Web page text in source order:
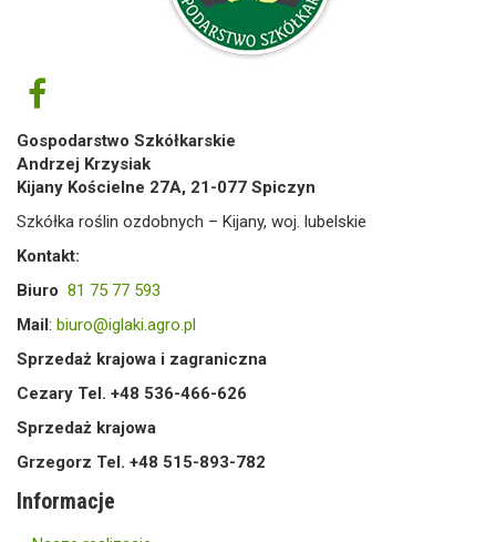
Gospodarstwo Szkółkarskie
Andrzej Krzysiak
Kijany Kościelne 27A, 21-077 Spiczyn
Szkółka roślin ozdobnych – Kijany, woj. lubelskie
Kontakt:
Biuro 81 75 77 593
Mail : biuro@iglaki.agro.pl
Sprzedaż krajowa i zagraniczna
Cezary Tel. +48 536-466-626
Sprzedaż krajowa
Grzegorz Tel. +48 515-893-782
Informacje